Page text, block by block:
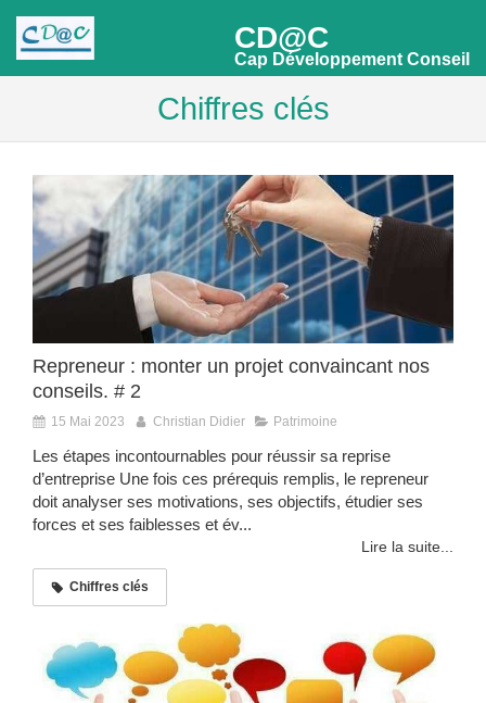
CD@C
Cap Développement Conseil
Chiffres clés
Repreneur : monter un projet convaincant nos
conseils. # 2
15 Mai 2023 Christian Didier Patrimoine
Les étapes incontournables pour réussir sa reprise
d’entreprise Une fois ces prérequis remplis, le repreneur
doit analyser ses motivations, ses objectifs, étudier ses
forces et ses faiblesses et év...
Lire la suite...
Chiffres clés